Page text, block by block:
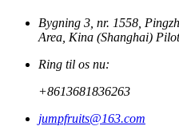
Bygning 3, nr. 1558,
Area, Kina (Shanghai)
Ring til os nu:
+8613681836263
jumpfruits@163.com